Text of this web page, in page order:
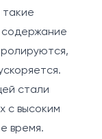
такие
содержание
стали
с высоким
время.